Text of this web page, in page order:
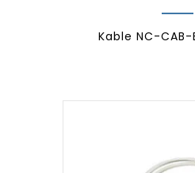
Kable NC-CAB-